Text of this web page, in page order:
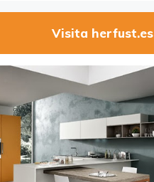
Visita herfust.es